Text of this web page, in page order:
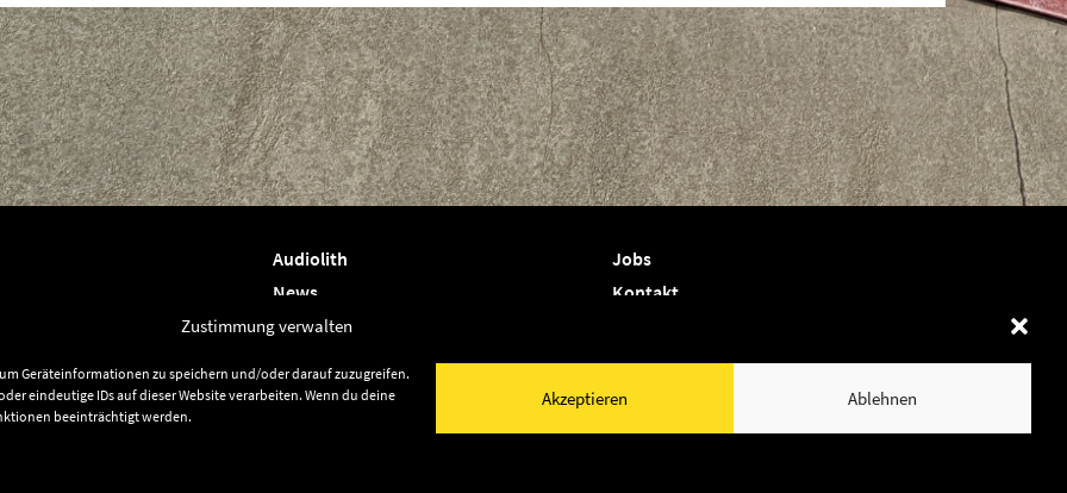
Zustimmung verwalten
Geräteinformationen zu speichern und/oder darauf zuzugreifen.
eindeutige IDs auf dieser Website verarbeiten. Wenn du deine
beeinträchtigt werden.
Akzeptieren Ablehnen
Audiolith
News
Artists
Friends
Jobs
Kontakt
Shop